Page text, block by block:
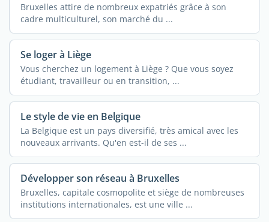
Bruxelles attire de nombreux expatriés grâce à son
cadre multiculturel, son marché du ...
Se loger à Liège
Vous cherchez un logement à Liège ? Que vous soyez
étudiant, travailleur ou en transition, ...
Le style de vie en Belgique
La Belgique est un pays diversifié, très amical avec les
nouveaux arrivants. Qu'en est-il de ses ...
Développer son réseau à Bruxelles
Bruxelles, capitale cosmopolite et siège de nombreuses
institutions internationales, est une ville ...